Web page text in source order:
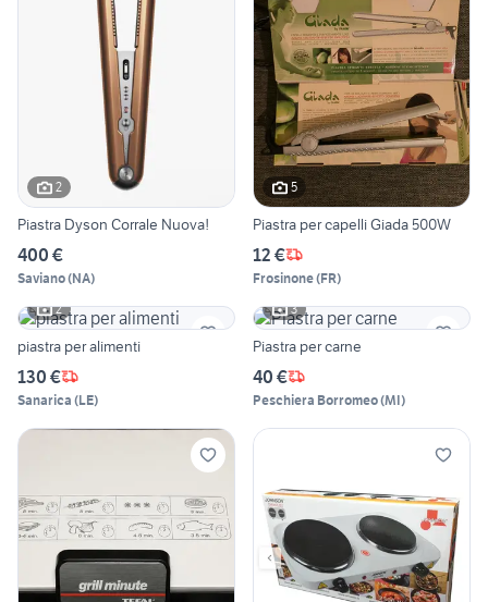
2
Piastra Dyson Corrale Nuova!
400 €
Saviano(NA)
5
Piastra per capelli Giada 500W
12 €
Frosinone(FR)
2
piastra per alimenti
130 €
Sanarica (LE)
3
Piastra per carne
40 €
Peschiera Borromeo(MI)